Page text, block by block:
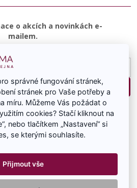
o akcích a novinkách e-
mailem.
adresa
Přihlásit
e-mailové komunikace.
správné fungování stránek,
stránek pro Vaše potřeby a
míru. Můžeme Vás požádat o
cookies? Stačí kliknout na
nebo tlačítkem „Nastavení“ si
se kterými souhlasíte.
Přijmout vše